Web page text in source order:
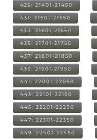
429: 21401-21450
431: 21501-21550
433: 21601-21650
435: 21701-21750
437: 21801-21850
439: 21901-21950
441: 22001-22050
443: 22101-22150
445: 22201-22250
447: 22301-22350
449: 22401-22450